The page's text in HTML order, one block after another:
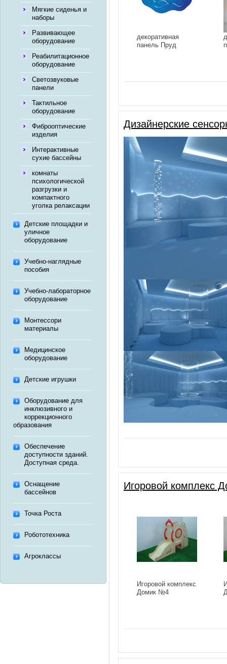
Мягкие сиденья и
наборы
Развивающее
оборудование
Реабилитационное
оборудование
Светозвуковые
панели
Тактильное
оборудование
Фиброоптические
изделия
Интерактивные
сухие бассейны
комнаты
психологической
разгрузки и
компактного
уголка релаксации
Детские площадки и
уличное
оборудование
Учебно-наглядные
пособия
Учебно-лабораторное
оборудование
Монтессори
материалы
Медицинское
оборудование
Детские игрушки
Оборудование для
инклюзивного и
коррекционного
образования
Обеспечение
доступности зданий.
Доступная среда.
Оснащение
бассейнов
Точка Роста
Робототехника
Агроклассы
декоративная
панель Пруд
Дизайнерские
Игоровой комплекс
Игоровой комплекс
Домик №4